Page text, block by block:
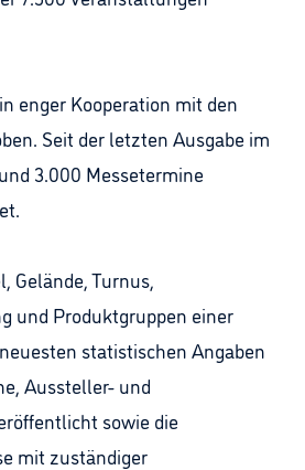
enger Kooperation mit den
Seit der letzten Ausgabe im
3.000 Messetermine
Gelände, Turnus,
und Produktgruppen einer
statistischen Angaben
Aussteller- und
sowie die
mit zuständiger